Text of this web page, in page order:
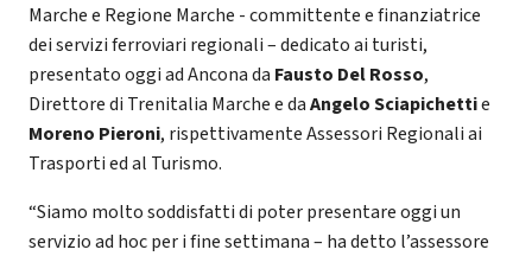
Marche e Regione Marche - committente e finanziatrice
dei servizi ferroviari regionali – dedicato ai turisti,
presentato oggi ad Ancona da Fausto Del Rosso,
Direttore di Trenitalia Marche e daAngelo Sciapichettie
Moreno Pieroni, rispettivamente Assessori Regionali ai
Trasporti ed al Turismo.
“Siamo molto soddisfatti di poter presentare oggi un
servizio ad hoc per i fine settimana – ha detto l’assessore